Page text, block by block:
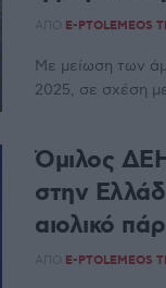
ΑΠΌ E-PTOLEMEOS
Με μείωση των
2025, σε σχέση
Όμιλος
στην
αιολικό
ΑΠΌ E-PTOLEMEOS